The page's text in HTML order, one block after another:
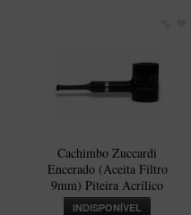
New Rose Polido
Premium
Sextavado
Cachimbo Zuccardi
Encerado (Aceita Filtro
9mm) Piteira Acrílico
INDISPONÍVEL